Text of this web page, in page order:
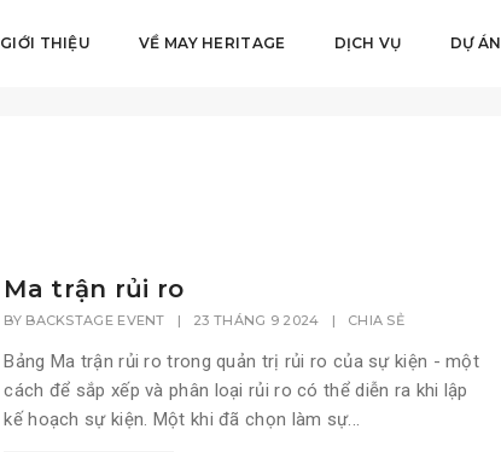
GIỚI THIỆU VỀ MAY HERITAGE DỊCH VỤ DỰ ÁN
Ma trận rủi ro
BY BACKSTAGE EVENT | 23 THÁNG 9 2024 | CHIA SẺ
Bảng Ma trận rủi ro trong quản trị rủi ro của sự kiện - một
cách để sắp xếp và phân loại rủi ro có thể diễn ra khi lập
kế hoạch sự kiện. Một khi đã chọn làm sự...